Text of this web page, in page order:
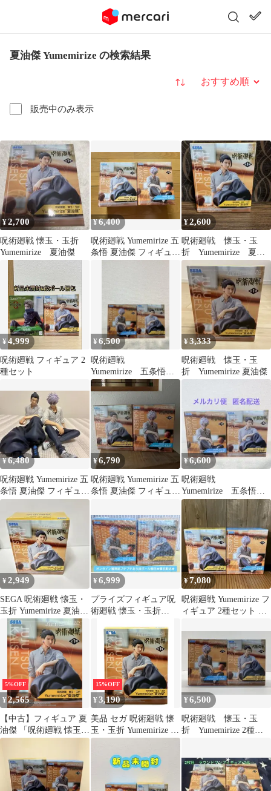
夏油傑 Yumemirize の検索結果
販売中のみ表示
並び替え
¥2,700
呪術廻戦 懐玉・玉折
Yumemirize 夏油傑
¥6,400
呪術廻戦 Yumemirize 五
条悟 夏油傑 フィギュア
¥2,600
呪術廻戦 懐玉・玉
折 Yumemirize 夏油
傑 フィギュア
¥4,999
呪術廻戦 フィギュア 2
種セット
¥6,500
呪術廻戦
Yumemirize 五条悟
夏油傑 2種セット
¥3,333
呪術廻戦 懐玉・玉
折 Yumemirize 夏油傑
¥6,480
呪術廻戦 Yumemirize 五
条悟 夏油傑 フィギュア
2体セット箱あり
¥6,790
呪術廻戦 Yumemirize 五
条悟 夏油傑 フィギュア
¥6,600
呪術廻戦
Yumemirize 五条悟
夏油傑 2種セット
¥2,949
SEGA 呪術廻戦 懐玉・
玉折 Yumemirize 夏油傑
新品未開封品
¥6,999
プライズフィギュア呪
術廻戦 懐玉・玉折
条悟
¥7,080
呪術廻戦 Yumemirize フ
ィギュア 2種セット 五
5%OFF
¥2,565
【中古】フィギュア 夏
油傑 「呪術廻戦 懐玉・
玉折」 Yumemirize“夏油
15%OFF
¥ 3,190
美品 セガ 呪術廻戦 懐
玉・玉折 Yumemirize 夏
油傑 フィギュア
¥6,500
呪術廻戦 懐玉・玉
折 Yumemirize 2種